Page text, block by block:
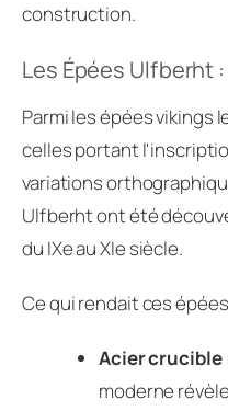
construction.
Les Épées Ulfberht
Parmi les épées vikings
celles portant
variations
Ulfberht ont été
du IXe au XIe siècle.
Ce qui rendait ces
Acier crucible
moderne